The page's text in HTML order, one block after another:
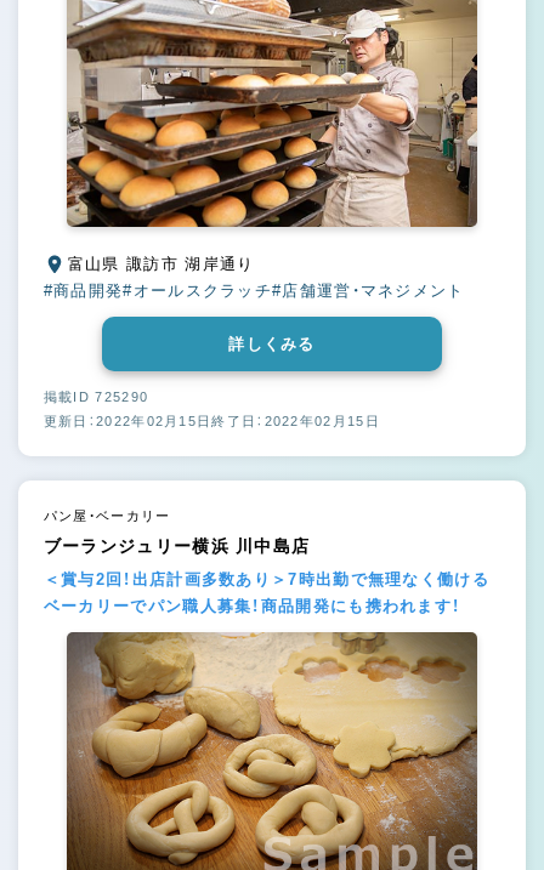
富山県 諏訪市 湖岸通り
#商品開発#オールスクラッチ#店舗運営・マネジメント
詳しくみる
掲載ID 725290
更新日：2022年02月15日終了日：2022年02月15日
パン屋・ベーカリー
ブーランジュリー横浜 川中島店
＜賞与2回！出店計画多数あり＞7時出勤で無理なく働ける
ベーカリーでパン職人募集！商品開発にも携われます！